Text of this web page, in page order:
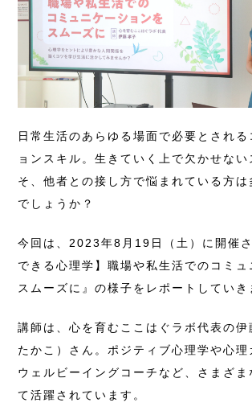
日常生活のあらゆる場面で必要とされる
ョンスキル。生きていく上で欠かせない
そ、他者との接し方で悩まれている方は
でしょうか？
今回は、2023年8月19日（土）に開催
できる心理学】職場や私生活でのコミュ
スムーズに』の様子をレポートしていき
講師は、心を育むここはぐラボ代表の伊
たかこ）さん。ポジティブ心理学や心理
ウェルビーイングコーチなど、さまざま
て活躍されています。